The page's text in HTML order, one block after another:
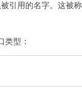
引用的名字。这被称
型：